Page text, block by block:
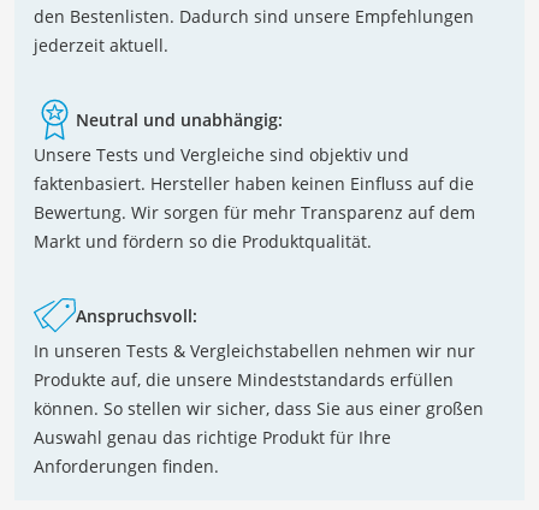
den Bestenlisten. Dadurch sind unsere Empfehlungen
jederzeit aktuell.
Neutral und unabhängig:
Unsere Tests und Vergleiche sind objektiv und
faktenbasiert. Hersteller haben keinen Einfluss auf die
Bewertung. Wir sorgen für mehr Transparenz auf dem
Markt und fördern so die Produktqualität.
Anspruchsvoll:
In unseren Tests & Vergleichstabellen nehmen wir nur
Produkte auf, die unsere Mindeststandards erfüllen
können. So stellen wir sicher, dass Sie aus einer großen
Auswahl genau das richtige Produkt für Ihre
Anforderungen finden.